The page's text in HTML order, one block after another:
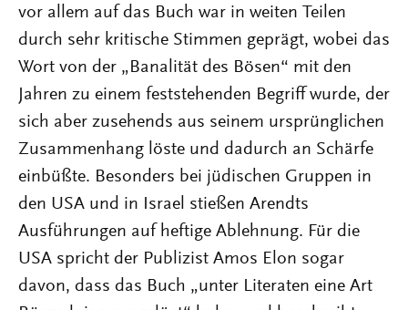
vor allem auf das Buch war in weiten Teilen
durch sehr kritische Stimmen geprägt, wobei das
Wort von der „Banalität des Bösen“ mit den
Jahren zu einem feststehenden Begriff wurde, der
sich aber zusehends aus seinem ursprünglichen
Zusammenhang löste und dadurch an Schärfe
einbüßte. Besonders bei jüdischen Gruppen in
den USA und in Israel stießen Arendts
Ausführungen auf heftige Ablehnung. Für die
USA spricht der Publizist Amos Elon sogar
davon, dass das Buch „unter Literaten eine Art